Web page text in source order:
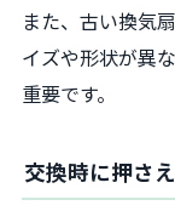
また、古い換気
イズや形状が異
重要です。
交換時に押さ